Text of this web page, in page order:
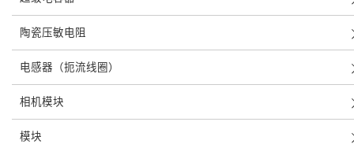
陶瓷压敏电阻
电感器（扼流线圈）
相机模块
模块